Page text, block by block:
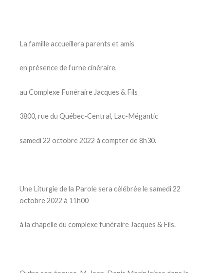
La famille accueillera parents et amis
en présence de l’urne cinéraire,
au Complexe Funéraire Jacques & Fils
3800, rue du Québec-Central, Lac-Mégantic
samedi 22 octobre 2022 à compter de 8h30.
Une Liturgie de la Parole sera célébrée le samedi 22
octobre 2022 à 11h00
à la chapelle du complexe funéraire Jacques & Fils.